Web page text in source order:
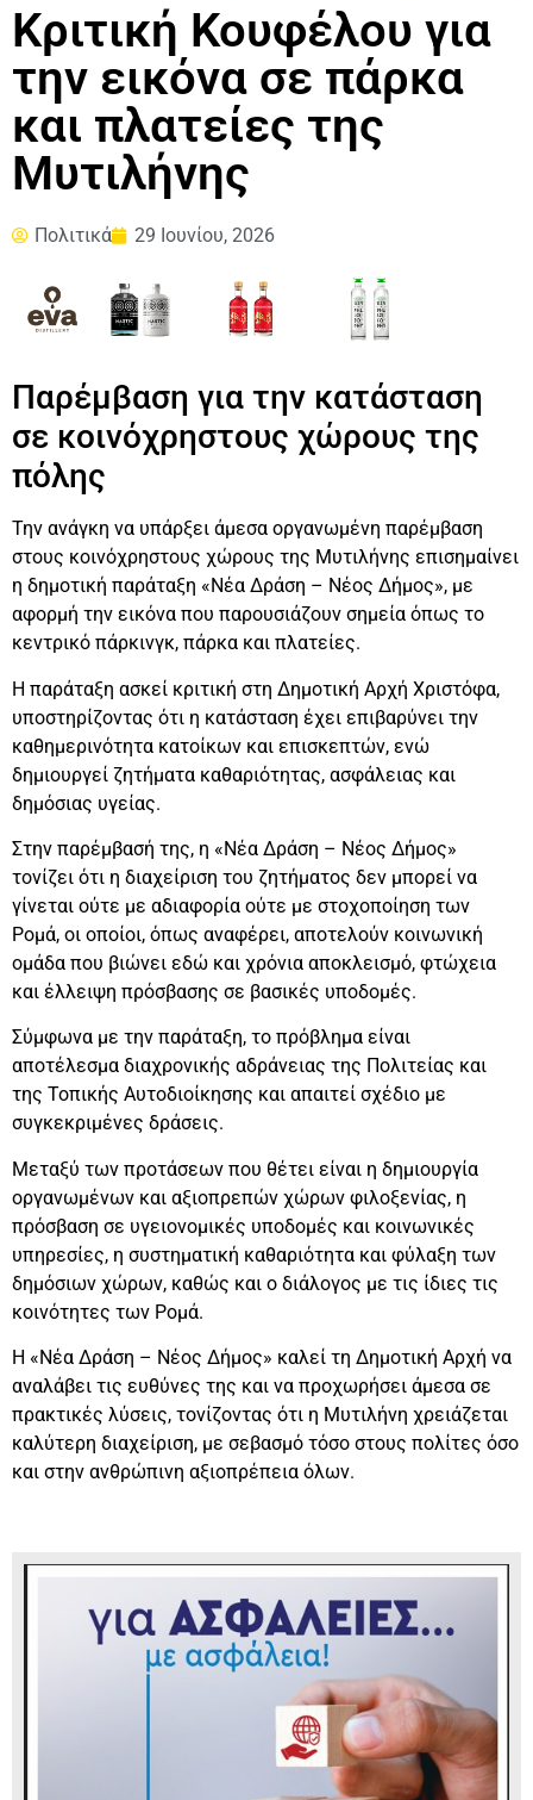
Κριτική Κουφέλου για
την εικόνα σε πάρκα
και πλατείες της
Μυτιλήνης
Πολιτικά 29 Ιουνίου, 2026
Παρέμβαση για την κατάσταση
σε κοινόχρηστους χώρους της
πόλης
Την ανάγκη να υπάρξει άμεσα οργανωμένη παρέμβαση
στους κοινόχρηστους χώρους της Μυτιλήνης επισημαίνει
η δημοτική παράταξη «Νέα Δράση – Νέος Δήμος», με
αφορμή την εικόνα που παρουσιάζουν σημεία όπως το
κεντρικό πάρκινγκ, πάρκα και πλατείες.
Η παράταξη ασκεί κριτική στη Δημοτική Αρχή Χριστόφα,
υποστηρίζοντας ότι η κατάσταση έχει επιβαρύνει την
καθημερινότητα κατοίκων και επισκεπτών, ενώ
δημιουργεί ζητήματα καθαριότητας, ασφάλειας και
δημόσιας υγείας.
Στην παρέμβασή της, η «Νέα Δράση – Νέος Δήμος»
τονίζει ότι η διαχείριση του ζητήματος δεν μπορεί να
γίνεται ούτε με αδιαφορία ούτε με στοχοποίηση των
Ρομά, οι οποίοι, όπως αναφέρει, αποτελούν κοινωνική
ομάδα που βιώνει εδώ και χρόνια αποκλεισμό, φτώχεια
και έλλειψη πρόσβασης σε βασικές υποδομές.
Σύμφωνα με την παράταξη, το πρόβλημα είναι
αποτέλεσμα διαχρονικής αδράνειας της Πολιτείας και
της Τοπικής Αυτοδιοίκησης και απαιτεί σχέδιο με
συγκεκριμένες δράσεις.
Μεταξύ των προτάσεων που θέτει είναι η δημιουργία
οργανωμένων και αξιοπρεπών χώρων φιλοξενίας, η
πρόσβαση σε υγειονομικές υποδομές και κοινωνικές
υπηρεσίες, η συστηματική καθαριότητα και φύλαξη των
δημόσιων χώρων, καθώς και ο διάλογος με τις ίδιες τις
κοινότητες των Ρομά.
Η «Νέα Δράση – Νέος Δήμος» καλεί τη Δημοτική Αρχή να
αναλάβει τις ευθύνες της και να προχωρήσει άμεσα σε
πρακτικές λύσεις, τονίζοντας ότι η Μυτιλήνη χρειάζεται
καλύτερη διαχείριση, με σεβασμό τόσο στους πολίτες όσο
και στην ανθρώπινη αξιοπρέπεια όλων.